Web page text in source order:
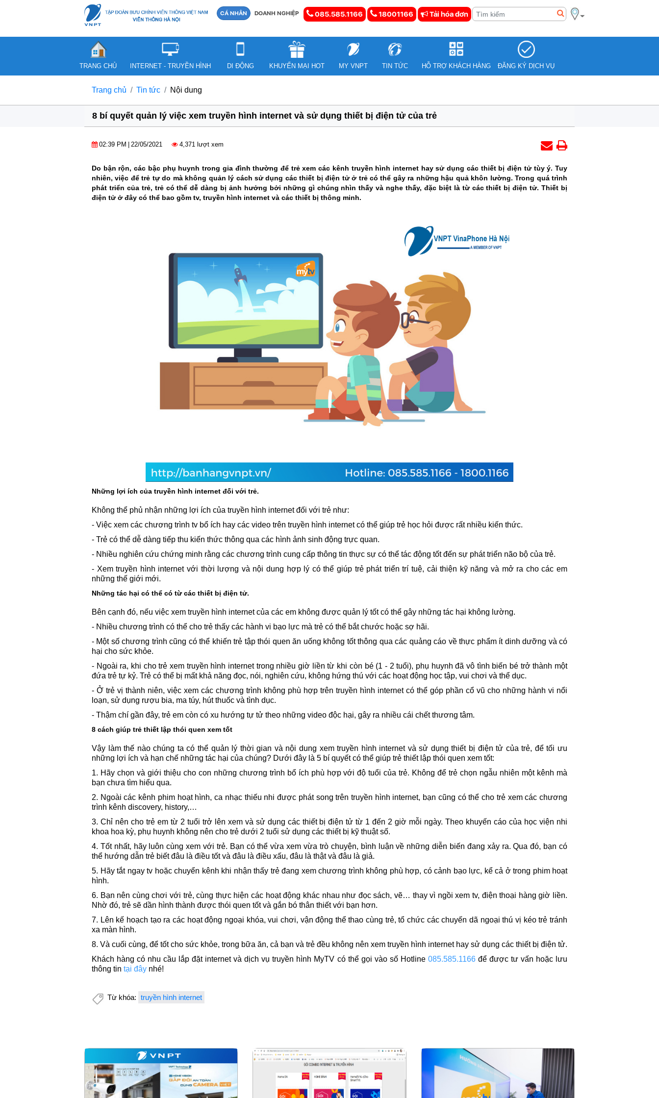
CÁ NHÂN DOANH NGHIỆP 085.585.1166 18001166 Tải hóa đơn
TRANG CHỦ INTERNET - TRUYỀN HÌNH DI ĐỘNG KHUYẾN MẠI HOT MY VNPT TIN TỨC HỖ TRỢ KHÁCH HÀNG ĐĂNG KÝ DỊCH VỤ
Trang chủ Tin tức Nội dung
8 bí quyết quản lý việc xem truyền hình internet và sử dụng thiết bị điện tử của trẻ
02:39 PM 22/05/2021 4,371 lượt xem
Do bận rộn, các bậc phụ huynh trong gia đình thường để trẻ xem các kênh truyền hình internet hay sử dụng các thiết bị điện tử tùy ý. Tuy
nhiên, việc để trẻ tự do mà không quản lý cách sử dụng các thiết bị điện tử ở trẻ có thể gây ra những hậu quả khôn lường. Trong quá trình
phát triển của trẻ, trẻ có thể dễ dàng bị ảnh hưởng bởi những gì chúng nhìn thấy và nghe thấy, đặc biệt là từ các thiết bị điện tử. Thiết bị
điện tử ở đây có thể bao gồm tv, truyền hình internet và các thiết bị thông minh.
Những lợi ích của truyền hình internet đối với trẻ.
Không thể phủ nhận những lợi ích của truyền hình internet đối với trẻ như:
- Việc xem các chương trình tv bổ ích hay các video trên truyền hình internet có thể giúp trẻ học hỏi được rất nhiều kiến thức.
- Trẻ có thể dễ dàng tiếp thu kiến thức thông qua các hình ảnh sinh động trực quan.
- Nhiều nghiên cứu chứng minh rằng các chương trình cung cấp thông tin thực sự có thể tác động tốt đến sự phát triển não bộ của trẻ.
- Xem truyền hình internet với thời lượng và nội dung hợp lý có thể giúp trẻ phát triển trí tuệ, cải thiện kỹ năng và mở ra cho các em
những thế giới mới.
Những tác hại có thể có từ các thiết bị điện tử.
Bên cạnh đó, nếu việc xem truyền hình internet của các em không được quản lý tốt có thể gây những tác hại không lường.
- Nhiều chương trình có thể cho trẻ thấy các hành vi bạo lực mà trẻ có thể bắt chước hoặc sợ hãi.
- Một số chương trình cũng có thể khiến trẻ tập thói quen ăn uống không tốt thông qua các quảng cáo về thực phẩm ít dinh dưỡng và có
hại cho sức khỏe.
- Ngoài ra, khi cho trẻ xem truyền hình internet trong nhiều giờ liền từ khi còn bé (1 - 2 tuổi), phụ huynh đã vô tình biến bé trở thành một
đứa trẻ tự kỷ. Trẻ có thể bị mất khả năng đọc, nói, nghiên cứu, không hứng thú với các hoạt động học tập, vui chơi và thể dục.
- Ở trẻ vị thành niên, việc xem các chương trình không phù hợp trên truyền hình internet có thể góp phần cổ vũ cho những hành vi nổi
loạn, sử dụng rượu bia, ma túy, hút thuốc và tình dục.
- Thậm chí gần đây, trẻ em còn có xu hướng tự tử theo những video độc hại, gây ra nhiều cái chết thương tâm.
8 cách giúp trẻ thiết lập thói quen xem tốt
Vậy làm thế nào chúng ta có thể quản lý thời gian và nội dung xem truyền hình internet và sử dụng thiết bị điện tử của trẻ, để tối ưu
những lợi ích và hạn chế những tác hại của chúng? Dưới đây là 5 bí quyết có thể giúp trẻ thiết lập thói quen xem tốt:
1. Hãy chọn và giới thiệu cho con những chương trình bổ ích phù hợp với độ tuổi của trẻ. Không để trẻ chọn ngẫu nhiên một kênh mà
bạn chưa tìm hiểu qua.
2. Ngoài các kênh phim hoạt hình, ca nhạc thiếu nhi được phát song trên truyền hình internet, bạn cũng có thể cho trẻ xem các chương
trình kênh discovery, history,…
3. Chỉ nên cho trẻ em từ 2 tuổi trở lên xem và sử dụng các thiết bị điện tử từ 1 đến 2 giờ mỗi ngày. Theo khuyến cáo của học viện nhi
khoa hoa kỳ, phụ huynh không nên cho trẻ dưới 2 tuổi sử dụng các thiết bị kỹ thuật số.
4. Tốt nhất, hãy luôn cùng xem với trẻ. Bạn có thể vừa xem vừa trò chuyện, bình luận về những diễn biến đang xảy ra. Qua đó, bạn có
thể hướng dẫn trẻ biết đâu là điều tốt và đâu là điều xấu, đâu là thật và đâu là giả.
5. Hãy tắt ngay tv hoặc chuyển kênh khi nhận thấy trẻ đang xem chương trình không phù hợp, có cảnh bạo lực, kể cả ở trong phim hoạt
hình.
6. Bạn nên cùng chơi với trẻ, cùng thực hiện các hoạt động khác nhau như đọc sách, vẽ… thay vì ngồi xem tv, điện thoại hàng giờ liền.
Nhờ đó, trẻ sẽ dần hình thành được thói quen tốt và gắn bó thân thiết với bạn hơn.
7. Lên kế hoạch tạo ra các hoạt động ngoại khóa, vui chơi, vận động thể thao cùng trẻ, tổ chức các chuyến dã ngoại thú vị kéo trẻ tránh
xa màn hình.
8. Và cuối cùng, để tốt cho sức khỏe, trong bữa ăn, cả bạn và trẻ đều không nên xem truyền hình internet hay sử dụng các thiết bị điện tử.
Khách hàng có nhu cầu lắp đặt internet và dịch vụ truyền hình MyTV có thể gọi vào số Hotline 085.585.1166để được tư vấn hoặc lưu
thông tin tại đây nhé!
Từ khóa: truyền hình internet